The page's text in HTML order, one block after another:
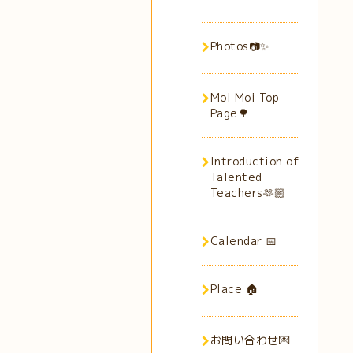
Photos📷✨
Moi Moi Top
Page🌳
Introduction of
Talented
Teachers🫶🏼
Calendar 📅
Place 🏠
お問い合わせ💌